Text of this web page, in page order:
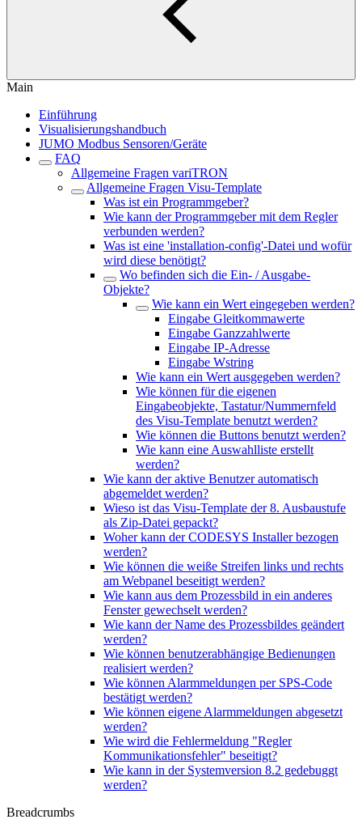
Main
Einführung
Visualisierungshandbuch
JUMO Modbus Sensoren/Geräte
FAQ
Allgemeine Fragen variTRON
Allgemeine Fragen Visu-Template
Was ist ein Programmgeber?
Wie kann der Programmgeber mit dem Regler
verbunden werden?
Was ist eine 'installation-config'-Datei und wofür
wird diese benötigt?
Wo befinden sich die Ein- / Ausgabe-
Objekte?
Wie kann ein Wert eingegeben werden?
Eingabe Gleitkommawerte
Eingabe Ganzzahlwerte
Eingabe IP-Adresse
Eingabe Wstring
Wie kann ein Wert ausgegeben werden?
Wie können für die eigenen
Eingabeobjekte, Tastatur/Nummernfeld
des Visu-Template benutzt werden?
Wie können die Buttons benutzt werden?
Wie kann eine Auswahlliste erstellt
werden?
Wie kann der aktive Benutzer automatisch
abgemeldet werden?
Wieso ist das Visu-Template der 8. Ausbaustufe
als Zip-Datei gepackt?
Woher kann der CODESYS Installer bezogen
werden?
Wie können die weiße Streifen links und rechts
am Webpanel beseitigt werden?
Wie kann aus dem Prozessbild in ein anderes
Fenster gewechselt werden?
Wie kann der Name des Prozessbildes geändert
werden?
Wie können benutzerabhängige Bedienungen
realisiert werden?
Wie können Alarmmeldungen per SPS-Code
bestätigt werden?
Wie können eigene Alarmmeldungen abgesetzt
werden?
Wie wird die Fehlermeldung "Regler
Kommunikationsfehler" beseitigt?
Wie kann in der Systemversion 8.2 gedebuggt
werden?
Breadcrumbs